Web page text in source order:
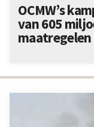
OCMW’s
van 605